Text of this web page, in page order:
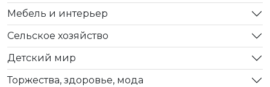
Мебель и интерьер
Сельское хозяйство
Детский мир
Торжества, здоровье, мода